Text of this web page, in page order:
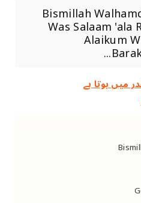
Bismillah
Was Salaam 'ala
Alaikum
‏میں ‏ہوتا ‏ہے